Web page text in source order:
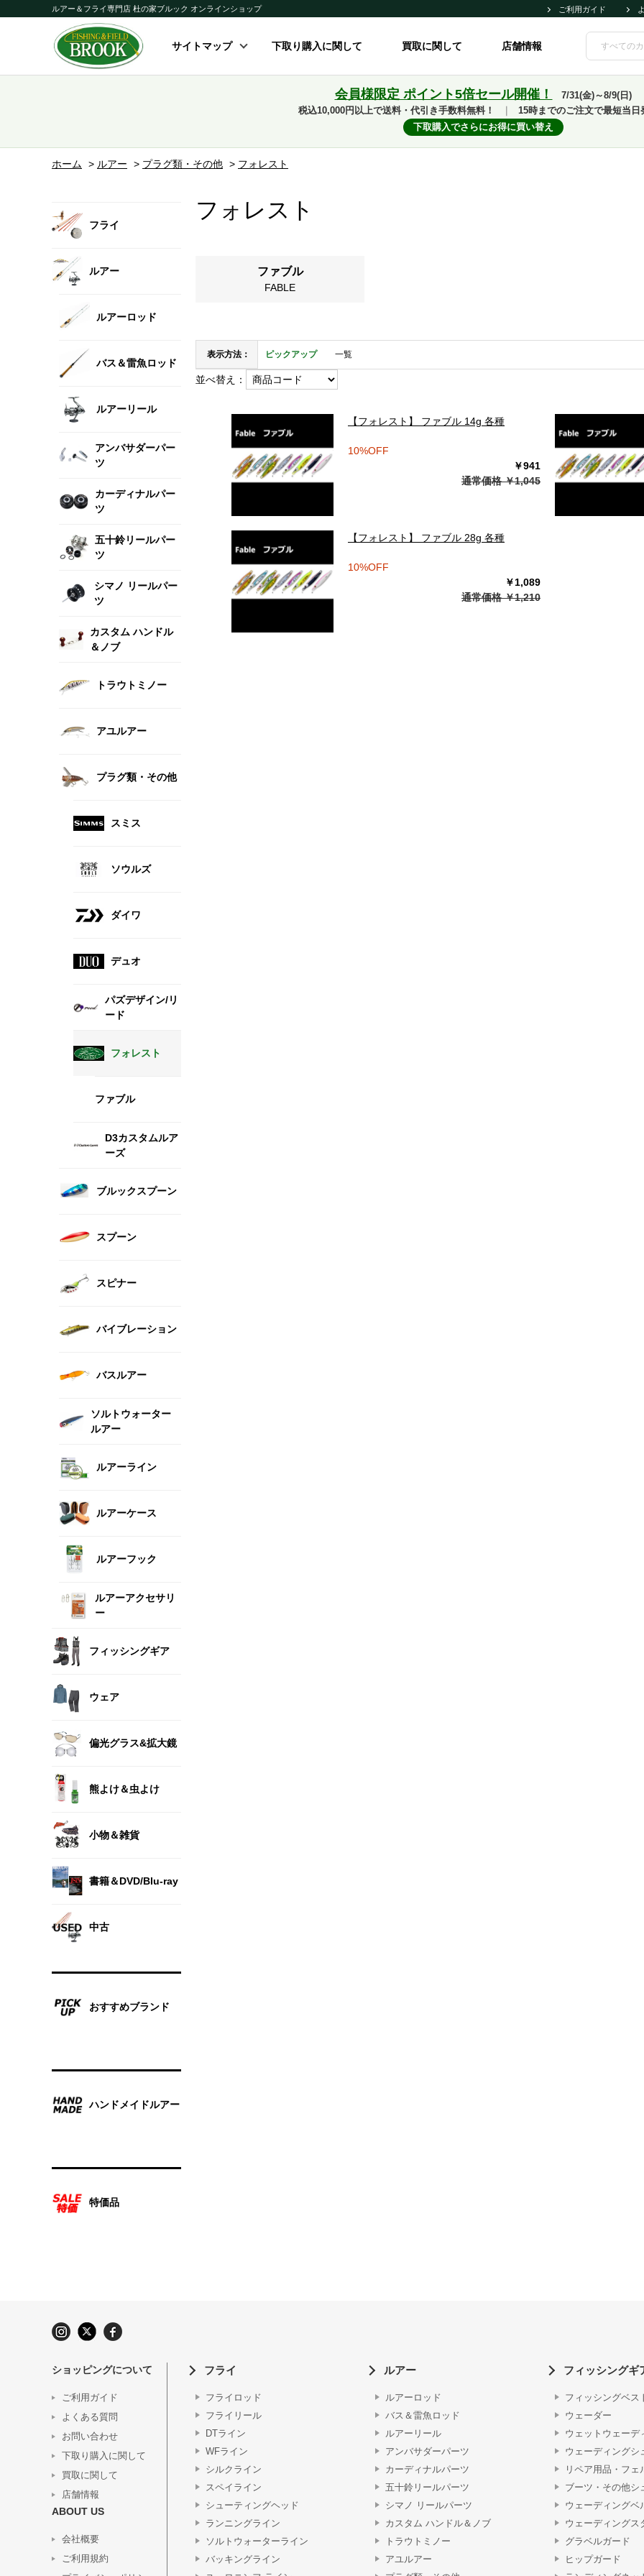
ルアー＆フライ専門店 杜の家ブルック オンラインショップ ご利用ガイド
サイトマップ 下取り購入に関して 買取に関して 店舗情報
会員様限定 ポイント5倍セール開催！
7/31(金)～8/9(日)
税込10,000円以上で送料・代引き手数料無料！
15時までのご注文で最短当日
下取購入でさらにお得に買い替え
ホーム > ルアー > プラグ類・その他 > フォレスト
フライ
ルアー
ルアーロッド
バス＆雷魚ロッド
ルアーリール
アンバサダーパー
ツ
カーディナルパー
ツ
五十鈴リールパー
ツ
シマノ リールパー
ツ
カスタム ハンドル
＆ノブ
トラウトミノー
アユルアー
プラグ類・その他
スミス
ソウルズ
ダイワ
デュオ
パズデザイン/リ
ード
フォレスト
ファブル
D3カスタムルア
ーズ
ブルックスプーン
スプーン
スピナー
バイブレーション
バスルアー
ソルトウォーター
ルアー
ルアーライン
ルアーケース
ルアーフック
ルアーアクセサリ
ー
フィッシングギア
ウェア
偏光グラス&拡大鏡
熊よけ＆虫よけ
小物＆雑貨
書籍＆DVD/Blu-ray
中古
おすすめブランド
ハンドメイドルアー
特価品
フォレスト
ファブル
FABLE
表示方法： ピックアップ 一覧
並べ替え：
【フォレスト】 ファブル 14g 各種
10%OFF
￥941
通常価格 ￥1,045
【フォレスト】 ファブル 28g 各種
10%OFF
￥1,089
通常価格 ￥1,210
ショッピングについて
ご利用ガイド
よくある質問
お問い合わせ
下取り購入に関して
買取に関して
店舗情報
ABOUT US
会社概要
ご利用規約
フライ
フライロッド
フライリール
DTライン
WFライン
シルクライン
スペイライン
シューティングヘッド
ランニングライン
ソルトウォーターライン
バッキングライン
ルアー
ルアーロッド
バス＆雷魚ロッド
ルアーリール
アンバサダーパーツ
カーディナルパーツ
五十鈴リールパーツ
シマノ リールパーツ
カスタム ハンドル＆ノブ
トラウトミノー
アユルアー
フィッシングギ
フィッシングベス
ウェーダー
ウェットウェーデ
ウェーディングシ
リペア用品・フェ
ブーツ・その他シ
ウェーディングベ
ウェーディングス
グラベルガード
ヒップガード